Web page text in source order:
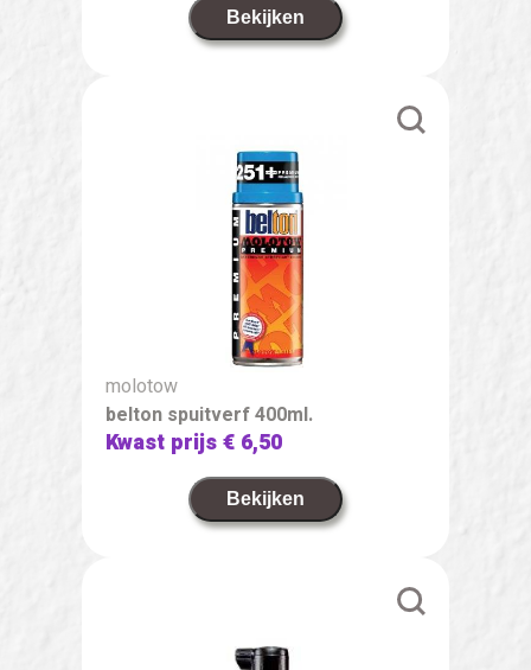
Bekijken
molotow
belton spuitverf 400ml.
Kwast prijs€ 6,50
Bekijken